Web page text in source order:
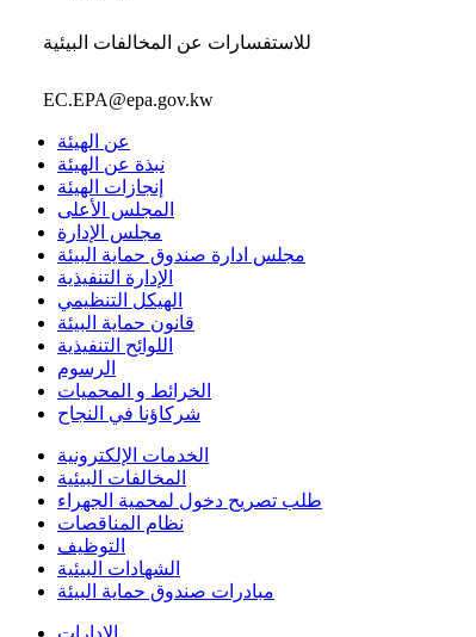
للاستفسارات عن المخالفات البيئية
EC.EPA@epa.gov.kw
عن الهيئة
نبذة عن الهيئة
إنجازات الهيئة
المجلس الأعلى
مجلس الإدارة
مجلس ادارة صندوق حماية البيئة
الإدارة التنفيذية
الهيكل التنظيمي
قانون حماية البيئة
اللوائح التنفيذية
الرسوم
الخرائط و المحميات
شركاؤنا في النجاح
الخدمات الإلكترونية
المخالفات البيئية
طلب تصريح دخول لمحمية الجهراء
نظام المناقصات
التوظيف
الشهادات البيئية
مبادرات صندوق حماية البيئة
الإدارات